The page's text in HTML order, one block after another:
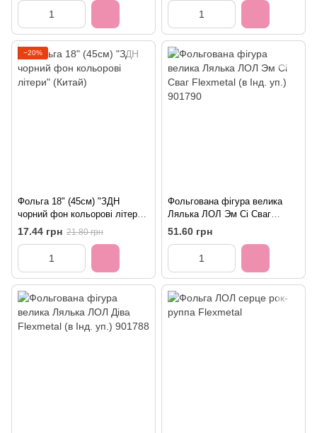
−20%
Фольга 18" (45см) "ЗДН
чорний фон кольорові літери"
(Китай)
17.44 грн 21.80 грн
Фольгована фігура велика
Лялька ЛОЛ Эм Сі Сваг
Flexmetal (в Інд. уп.) 901790
51.60 грн